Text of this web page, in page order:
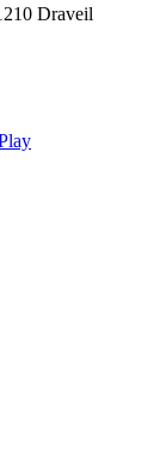
Draveil